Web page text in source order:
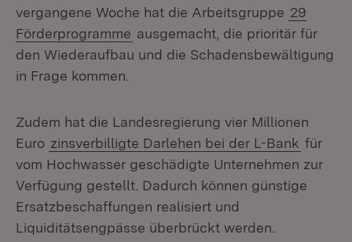
vergangene Woche hat die Arbeitsgruppe 29
Förderprogramme ausgemacht, die prioritär für
den Wiederaufbau und die Schadensbewältigung
in Frage kommen.
Zudem hat die Landesregierung vier Millionen
Euro zinsverbilligte Darlehen bei der L-Bank für
vom Hochwasser geschädigte Unternehmen zur
Verfügung gestellt. Dadurch können günstige
Ersatzbeschaffungen realisiert und
Liquiditätsengpässe überbrückt werden.